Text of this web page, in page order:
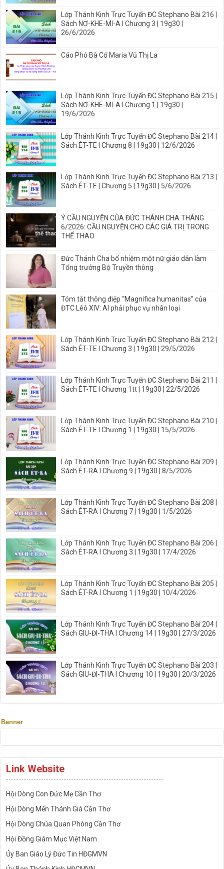
Lớp Thánh Kinh Trực Tuyến ĐC Stephano Bài 216 |
Sách NƠ-KHE-MI-A I Chương 3 | 19g30 |
26/6/2026
Cáo Phó Bà Cố Maria Vũ Thị La
Lớp Thánh Kinh Trực Tuyến ĐC Stephano Bài 215 |
Sách NƠ-KHE-MI-A I Chương 1 | 19g30 |
19/6/2026
Lớp Thánh Kinh Trực Tuyến ĐC Stephano Bài 214 |
Sách ÉT-TE I Chương 8 | 19g30 | 12/6/2026
Lớp Thánh Kinh Trực Tuyến ĐC Stephano Bài 213 |
Sách ÉT-TE | Chương 5 | 19g30 | 5/6/2026
Ý CẦU NGUYỆN CỦA ĐỨC THÁNH CHA THÁNG
6/2026: CẦU NGUYỆN CHO CÁC GIÁ TRỊ TRONG
THỂ THAO
Đức Thánh Cha bổ nhiệm một nữ giáo dân làm
Tổng trưởng Bộ Truyền thông
Tóm tắt thông điệp “Magnifica humanitas” của
ĐTC Lêô XIV: AI phải phục vụ nhân loại
Lớp Thánh Kinh Trực Tuyến ĐC Stephano Bài 212 |
Sách ÉT-TE I Chương 3 | 19g30 | 29/5/2026
Lớp Thánh Kinh Trực Tuyến ĐC Stephano Bài 211 |
Sách ÉT-TE I Chương 1tt | 19g30 | 22/5/2026
Lớp Thánh Kinh Trực Tuyến ĐC Stephano Bài 210 |
Sách ÉT-TE I Chương 1 | 19g30 | 15/5/2026
Lớp Thánh Kinh Trực Tuyến ĐC Stephano Bài 209 |
Sách ÉT-RA I Chương 9 | 19g30 | 8/5/2026
Lớp Thánh Kinh Trực Tuyến ĐC Stephano Bài 208 |
Sách ÉT-RA I Chương 7 | 19g30 | 1/5/2026
Lớp Thánh Kinh Trực Tuyến ĐC Stephano Bài 206 |
Sách ÉT-RA I Chương 3 | 19g30 | 17/4/2026
Lớp Thánh Kinh Trực Tuyến ĐC Stephano Bài 205 |
Sách ÉT-RA I Chương 1 | 19g30 | 10/4/2026
Lớp Thánh Kinh Trực Tuyến ĐC Stephano Bài 204 |
Sách GIU-ĐI-THA I Chương 14 | 19g30 | 27/3/2026
Lớp Thánh Kinh Trực Tuyến ĐC Stephano Bài 203 |
Sách GIU-ĐI-THA I Chương 10 | 19g30 | 20/3/2026
Banner
Link Website
---------------------------------------------------------------
Hội Dòng Con Đức Mẹ Cần Thơ
Hội Dòng Mến Thánh Giá Cần Thơ
Hội Dòng Chúa Quan Phòng Cần Thơ
Hội Đồng Giám Mục Việt Nam
Ủy Ban Giáo Lý Đức Tin HĐGMVN